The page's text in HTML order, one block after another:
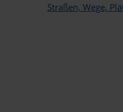
Straßen, Wege,